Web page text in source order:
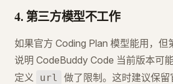
4. 第三方模型不工作
如果官方 Coding Plan 模型能用，但
说明 CodeBuddy Code 当前版本可
定义
url
做了限制。这时建议保